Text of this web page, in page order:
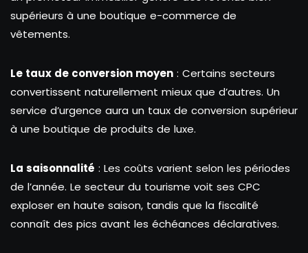
supérieurs à une boutique e-commerce de
vêtements.
Le taux de conversion moyen : Certains secteurs
convertissent naturellement mieux que d’autres. Un
service d’urgence aura un taux de conversion supérieur
à une boutique de produits de luxe.
La saisonnalité : Les coûts varient selon les périodes
de l’année. Le secteur du tourisme voit ses CPC
exploser en haute saison, tandis que la fiscalité
connaît des pics avant les échéances déclaratives.